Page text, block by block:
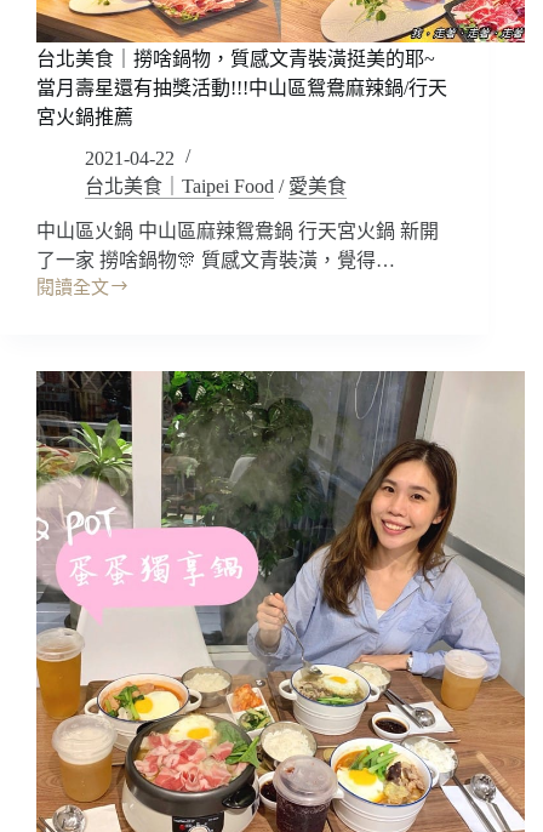
台北美食｜撈啥鍋物，質感文青裝潢挺美的耶~
當月壽星還有抽獎活動!!!中山區鴛鴦麻辣鍋/行天
宮火鍋推薦
2021-04-22
台北美食｜Taipei Food / 愛美食
中山區火鍋 中山區麻辣鴛鴦鍋 行天宮火鍋 新開
了一家 撈啥鍋物🎊 質感文青裝潢，覺得…
閱讀全文
台
食
｜
撈
啥
鍋
物，
質
文
青
裝
潢
挺
美
的
耶
~
當
月